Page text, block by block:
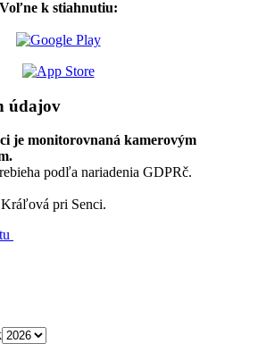
Voľne k stiahnutiu:
údajov
je monitorovnaná kamerovým
podľa nariadenia GDPRč.
Kráľová pri Senci.